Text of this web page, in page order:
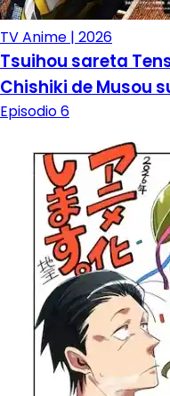
TV Anime | 2026
Tsuihou sareta
Chishiki de Musou
Episodio 6